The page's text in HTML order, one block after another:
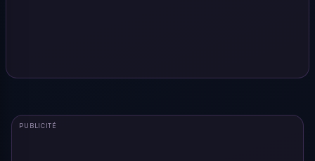
PUBLICITÉ